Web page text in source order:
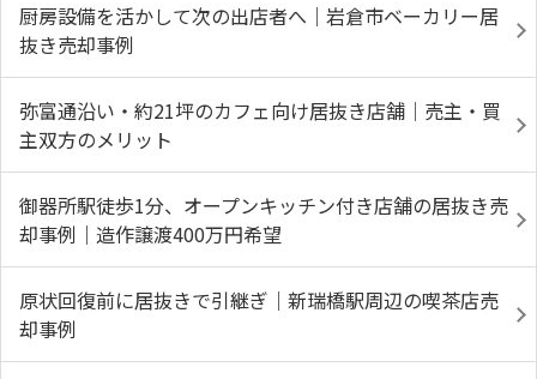
厨房設備を活かして次の出店者へ｜岩倉市ベーカリー居
抜き売却事例
弥富通沿い・約21坪のカフェ向け居抜き店舗｜売主・買
主双方のメリット
御器所駅徒歩1分、オープンキッチン付き店舗の居抜き売
却事例｜造作譲渡400万円希望
原状回復前に居抜きで引継ぎ｜新瑞橋駅周辺の喫茶店売
却事例